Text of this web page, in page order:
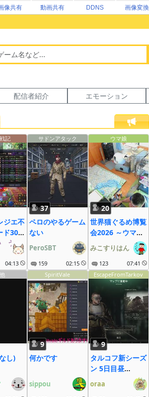
像共有 動画共有 DDNS 画像変換
配信者紹介 エモーション
記
ジエ不
30周
う゚な゚ぎ゚
04:13
サドンアタック
37
ペロのやるゲーム
ない
PeroSBT
159 02:15
ウマ娘
20
世界猫ぐるめ博覧
会2026 ～ウマ娘
も大疾走にゃ～
みこすりはん
123 07:41
し)
SpiritVale
9
何かです
sippou
EscapeFromTarkov
9
タルコフ新シーズ
ン 5日目昼
oraa